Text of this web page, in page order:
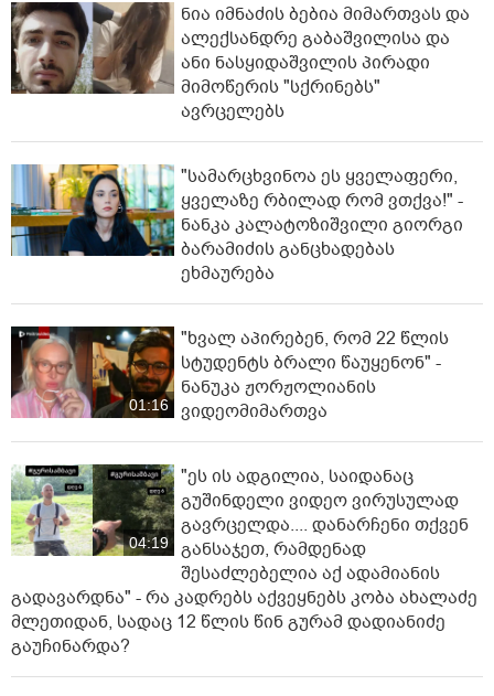
ნია იმნაძის ბებია მიმართვას და
ალექსანდრე გაბაშვილისა და
ანი ნასყიდაშვილის პირადი
მიმოწერის "სქრინებს"
ავრცელებს
"სა­მარ­ცხვი­ნოა ეს ყვე­ლა­ფე­რი,
ყვე­ლა­ზე რბი­ლად რომ ვთქვა!" -
ნანკა კალატოზიშვილი გიორგი
ბარამიძის განცხადებას
ეხმაურება
01:16
"ხვალ აპირებენ, რომ 22 წლის
სტუდენტს ბრალი წაუყენონ" -
ნანუკა ჟორჟოლიანის
ვიდეომიმართვა
04:19
"ეს ის ადგილია, საიდანაც
გუშინდელი ვიდეო ვირუსულად
გავრცელდა.... დანარჩენი თქვენ
განსაჯეთ, რამდენად
შესაძლებელია აქ ადამიანის
გადავარდნა" - რა კადრებს აქვეყნებს კობა ახალაძე
მლეთიდან, სადაც 12 წლის წინ გურამ დადიანიძე
გაუჩინარდა?